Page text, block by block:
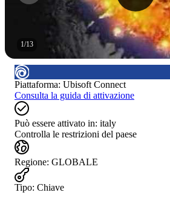
1/13
Piattaforma: Ubisoft Connect
Consulta la guida di attivazione
Può essere attivato in: italy
Controlla le restrizioni del paese
Regione: GLOBALE
Tipo: Chiave